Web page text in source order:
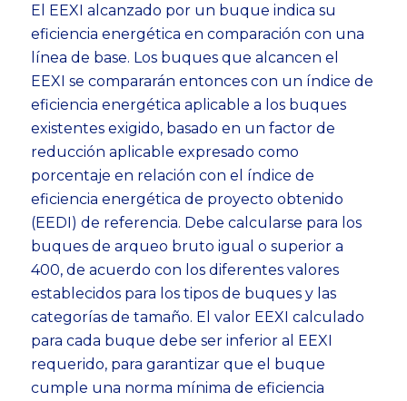
El EEXI alcanzado por un buque indica su
eficiencia energética en comparación con una
línea de base. Los buques que alcancen el
EEXI se compararán entonces con un índice de
eficiencia energética aplicable a los buques
existentes exigido, basado en un factor de
reducción aplicable expresado como
porcentaje en relación con el índice de
eficiencia energética de proyecto obtenido
(EEDI) de referencia. Debe calcularse para los
buques de arqueo bruto igual o superior a
400, de acuerdo con los diferentes valores
establecidos para los tipos de buques y las
categorías de tamaño. El valor EEXI calculado
para cada buque debe ser inferior al EEXI
requerido, para garantizar que el buque
cumple una norma mínima de eficiencia